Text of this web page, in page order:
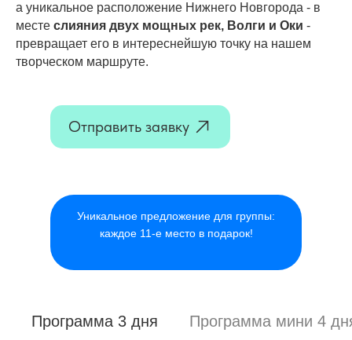
а уникальное расположение Нижнего Новгорода - в
месте слияния двух мощных рек, Волги и Оки -
превращает его в интереснейшую точку на нашем
творческом маршруте.
Отправить заявку
Уникальное предложение для группы:
каждое 11-е место в подарок!
Программа 3 дня Программа мини 4